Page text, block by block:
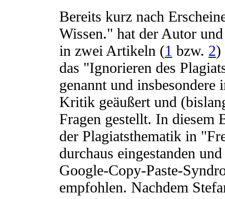
Bereits kurz nach
Wissen." hat der Autor
in zwei Artikeln (1 bzw. 2)
das "Ignorieren des
genannt und
Kritik geäußert und
Fragen gestellt. In diesem
der Plagiatsthematik in
durchaus eingestanden
Google-Copy-Paste-
empfohlen. Nachdem